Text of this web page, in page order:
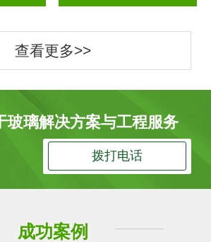
查看更多>>
璃解决方案与工程服务
拨打电话
成功案例